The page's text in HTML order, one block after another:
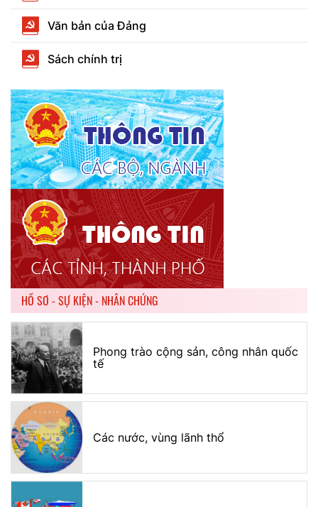
Văn bản của Đảng
Sách chính trị
HỒ SƠ - SỰ KIỆN - NHÂN CHỨNG
Phong trào cộng sản, công nhân quốc
tế
Các nước, vùng lãnh thổ